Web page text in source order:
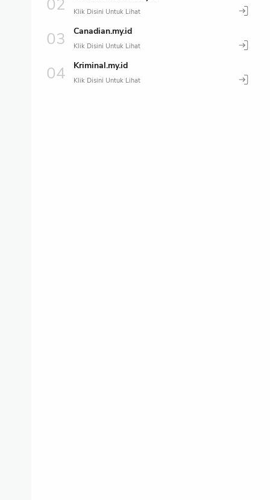
Canadian.my.id
Kriminal.my.id